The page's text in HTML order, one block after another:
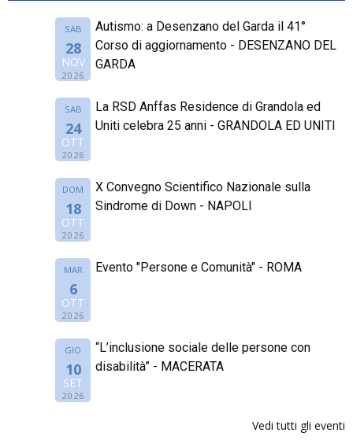
SAB
28
NOV
2026
Autismo: a Desenzano del Garda il 41°
Corso di aggiornamento - DESENZANO DEL
GARDA
SAB
24
OTT
2026
La RSD Anffas Residence di Grandola ed
Uniti celebra 25 anni - GRANDOLA ED UNITI
DOM
18
OTT
2026
X Convegno Scientifico Nazionale sulla
Sindrome di Down - NAPOLI
MAR
6
OTT
2026
Evento "Persone e Comunità" - ROMA
GIO
10
SET
2026
“L’inclusione sociale delle persone con
disabilità” - MACERATA
Vedi tutti gli eventi